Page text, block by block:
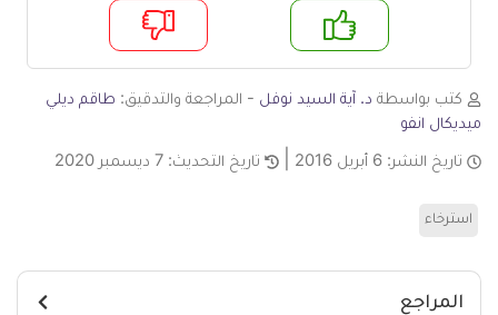
لا
كتب بواسطة د. آية السيد نوفل - المراجعة والتدقيق: طاقم ديلي
ميديكال انفو
تاريخ النشر: 6 أبريل 2016 تاريخ التحديث: 7 ديسمبر 2020
استرخاء
المراجع